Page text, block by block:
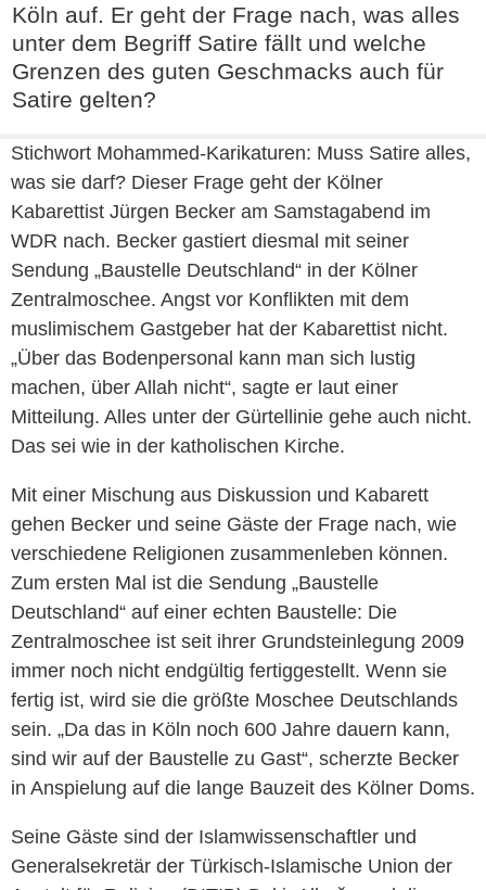
Köln auf. Er geht der Frage nach, was alles
unter dem Begriff Satire fällt und welche
Grenzen des guten Geschmacks auch für
Satire gelten?
Stichwort Mohammed-Karikaturen: Muss Satire alles,
was sie darf? Dieser Frage geht der Kölner
Kabarettist Jürgen Becker am Samstagabend im
WDR nach. Becker gastiert diesmal mit seiner
Sendung „Baustelle Deutschland“ in der Kölner
Zentralmoschee. Angst vor Konflikten mit dem
muslimischem Gastgeber hat der Kabarettist nicht.
„Über das Bodenpersonal kann man sich lustig
machen, über Allah nicht“, sagte er laut einer
Mitteilung. Alles unter der Gürtellinie gehe auch nicht.
Das sei wie in der katholischen Kirche.
Mit einer Mischung aus Diskussion und Kabarett
gehen Becker und seine Gäste der Frage nach, wie
verschiedene Religionen zusammenleben können.
Zum ersten Mal ist die Sendung „Baustelle
Deutschland“ auf einer echten Baustelle: Die
Zentralmoschee ist seit ihrer Grundsteinlegung 2009
immer noch nicht endgültig fertiggestellt. Wenn sie
fertig ist, wird sie die größte Moschee Deutschlands
sein. „Da das in Köln noch 600 Jahre dauern kann,
sind wir auf der Baustelle zu Gast“, scherzte Becker
in Anspielung auf die lange Bauzeit des Kölner Doms.
Seine Gäste sind der Islamwissenschaftler und
Generalsekretär der Türkisch-Islamische Union der